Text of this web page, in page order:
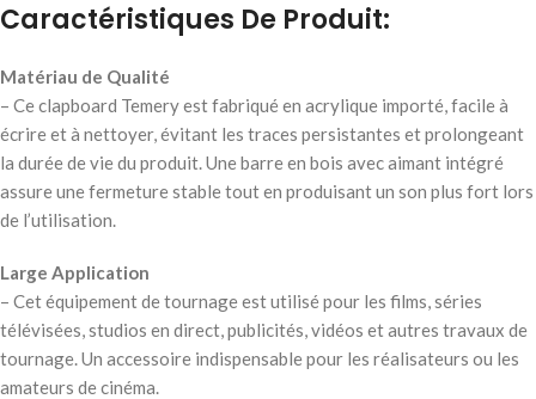
Caractéristiques De Produit:
Matériau de Qualité
– Ce clapboard Temery est fabriqué en acrylique importé, facile à
écrire et à nettoyer, évitant les traces persistantes et prolongeant
la durée de vie du produit. Une barre en bois avec aimant intégré
assure une fermeture stable tout en produisant un son plus fort lors
de l’utilisation.
Large Application
– Cet équipement de tournage est utilisé pour les films, séries
télévisées, studios en direct, publicités, vidéos et autres travaux de
tournage. Un accessoire indispensable pour les réalisateurs ou les
amateurs de cinéma.